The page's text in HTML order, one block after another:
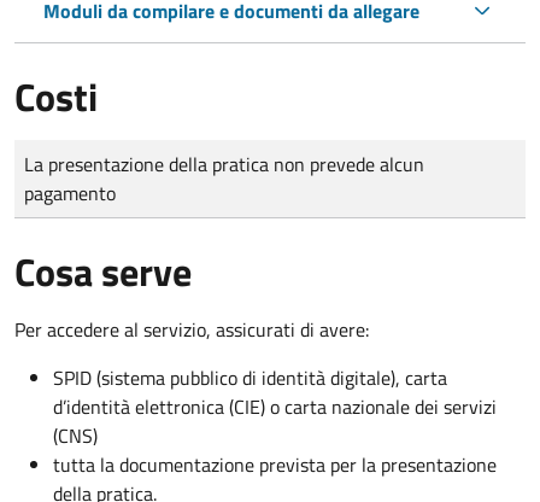
Moduli da compilare e documenti da allegare
Costi
Tipo di pagamento
Importo
La presentazione della pratica non prevede alcun
pagamento
Cosa serve
Per accedere al servizio, assicurati di avere:
SPID (sistema pubblico di identità digitale), carta
d’identità elettronica (CIE) o carta nazionale dei servizi
(CNS)
tutta la documentazione prevista per la presentazione
della pratica.